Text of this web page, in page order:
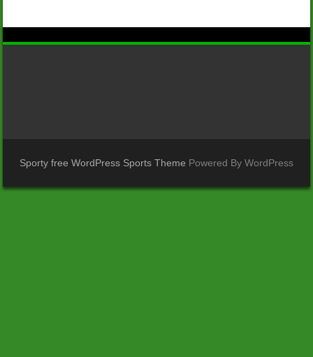
Sporty free WordPress Sports Theme Powered By WordPress